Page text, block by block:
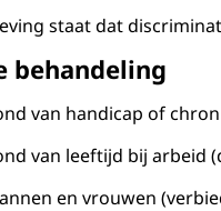
staat dat
behandeling
van handicap of
van leeftijd bij
en vrouwen